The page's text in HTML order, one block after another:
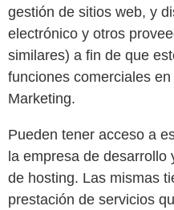
gestión de sitios web, y
electrónico y otros
similares) a fin de que
funciones comerciales
Marketing.
Pueden tener acceso a
la empresa de
de hosting. Las mismas
prestación de servicios